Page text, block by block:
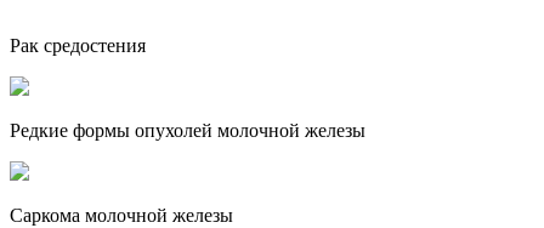
Рак средостения
Редкие формы опухолей молочной железы
Саркома молочной железы